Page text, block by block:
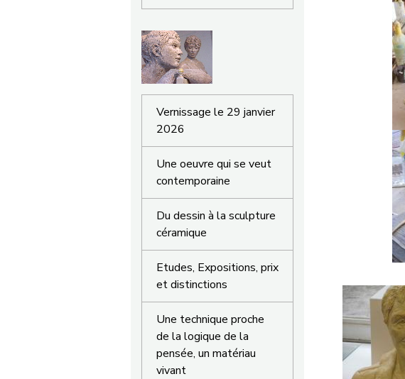
Vernissage le 29 janvier
2026
Une oeuvre qui se veut
contemporaine
Du dessin à la sculpture
céramique
Etudes, Expositions, prix
et distinctions
Une technique proche
de la logique de la
pensée, un matériau
vivant